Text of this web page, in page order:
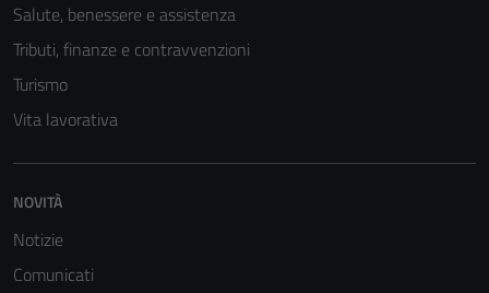
Salute, benessere e assistenza
Tributi, finanze e contravvenzioni
Turismo
Vita lavorativa
NOVITÀ
Notizie
Comunicati